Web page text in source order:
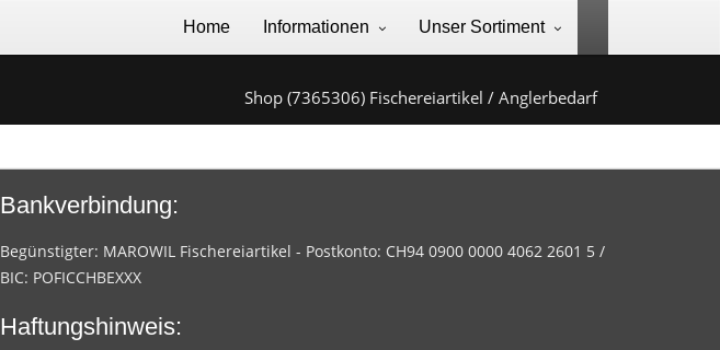
Home Informationen Unser Sortiment
Shop (7365306) Fischereiartikel / Anglerbedarf
Bankverbindung:
Begünstigter: MAROWIL Fischereiartikel - Postkonto: CH94 0900 0000 4062 2601 5 /
BIC: POFICCHBEXXX
Haftungshinweis: